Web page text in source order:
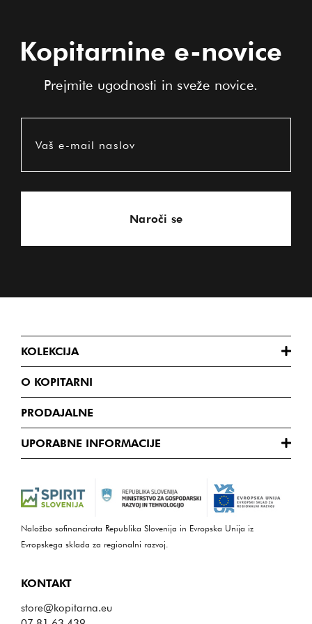
Kopitarnine e-novice
Prejmite ugodnosti in sveže novice.
Vaš e-mail naslov
Naroči se
KOLEKCIJA
O KOPITARNI
PRODAJALNE
UPORABNE INFORMACIJE
Naložbo sofinancirata Republika Slovenija in Evropska Unija iz
Evropskega sklada za regionalni razvoj.
KONTAKT
store@kopitarna.eu